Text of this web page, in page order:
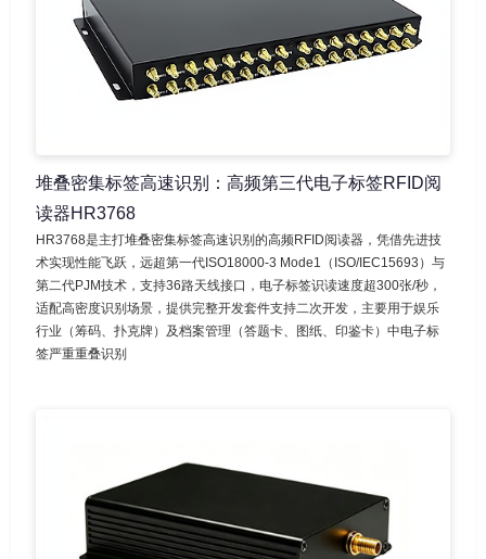
堆叠密集标签高速识别：高频第三代电子标签RFID阅
读器HR3768
HR3768是主打堆叠密集标签高速识别的高频RFID阅读器，凭借先进技
术实现性能飞跃，远超第一代ISO18000-3 Mode1（ISO/IEC15693）与
第二代PJM技术，支持36路天线接口，电子标签识读速度超300张/秒，
适配高密度识别场景，提供完整开发套件支持二次开发，主要用于娱乐
行业（筹码、扑克牌）及档案管理（答题卡、图纸、印鉴卡）中电子标
签严重重叠识别